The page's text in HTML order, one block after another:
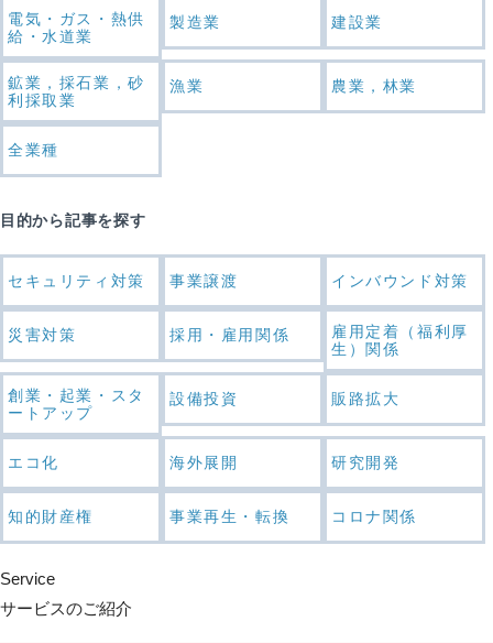
電気・ガス・熱供
給・水道業
製造業 建設業
鉱業，採石業，砂
利採取業
漁業 農業，林業
全業種
目的から記事を探す
セキュリティ対策 事業譲渡 インバウンド対策
災害対策 採用・雇用関係
雇用定着（福利厚
生）関係
創業・起業・スタ
ートアップ
設備投資 販路拡大
エコ化 海外展開 研究開発
知的財産権 事業再生・転換 コロナ関係
Service
サービスのご紹介